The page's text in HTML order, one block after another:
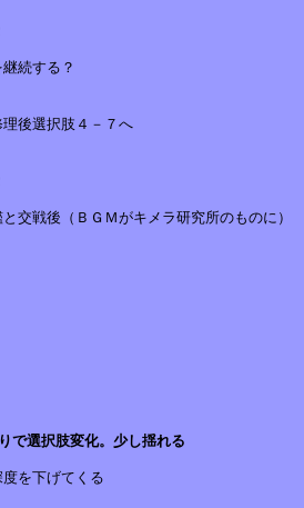
続する？
選択肢４－７へ
ＥＲ
戦後（ＢＧＭがキメラ研究所のものに）
で選択肢変化。少し揺れる
を下げてくる